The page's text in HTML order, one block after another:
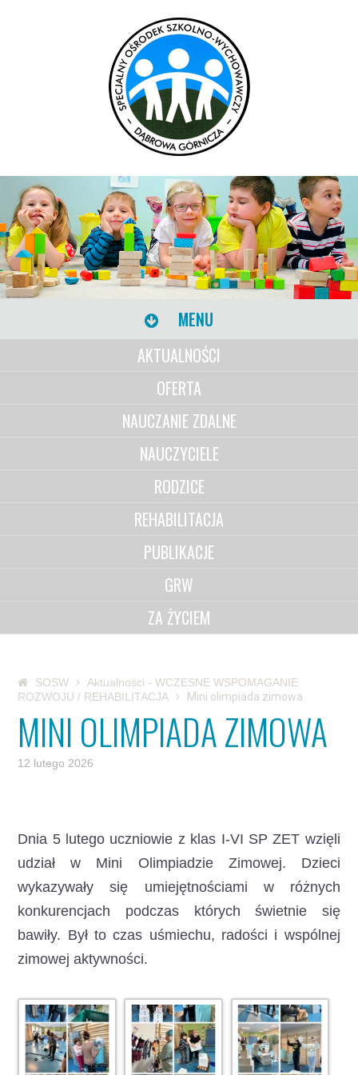
MENU
AKTUALNOŚCI
OFERTA
NAUCZANIE ZDALNE
NAUCZYCIELE
RODZICE
REHABILITACJA
PUBLIKACJE
GRW
ZA ŻYCIEM
SOSW
Aktualności - WCZESNE WSPOMAGANIE
ROZWOJU / REHABILITACJA
Mini olimpiada zimowa
MINI OLIMPIADA ZIMOWA
12 lutego 2026
Dnia 5 lutego uczniowie z klas I-VI SP ZET wzięli
udział w Mini Olimpiadzie Zimowej. Dzieci
wykazywały się umiejętnościami w różnych
konkurencjach podczas których świetnie się
bawiły. Był to czas uśmiechu, radości i wspólnej
zimowej aktywności.